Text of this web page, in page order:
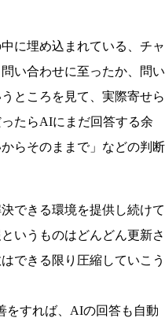
に埋め込まれている、チャ
い合わせに至ったか、問い
ところを見て、実際寄せら
たらAIにまだ回答する余
らそのままで」などの判断
できる環境を提供し続けて
いうものはどんどん更新さ
できる限り圧縮していこう
をすれば、AIの回答も自動